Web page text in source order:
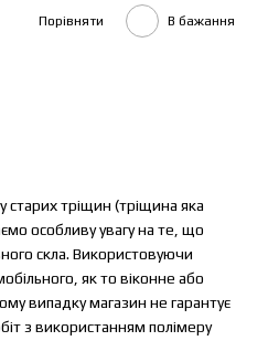
Порівняти В бажання
тріщин (тріщина яка
особливу увагу на те, що
скла. Використовуючи
як то віконне або
випадку магазин не гарантує
з використанням полімеру